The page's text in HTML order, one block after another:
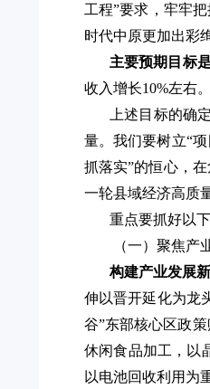
工程”要求，牢牢
时代中原更加出彩
主要预期目标
收入增长10%左右
上述目标的确
量。我们要树立“
抓落实”的恒心，
一轮县域经济高质
重点要抓好以
（一）聚焦产
构建产业发展新
伸以晋开延化为龙
谷”东部核心区政策
休闲食品加工，以
以电池回收利用为